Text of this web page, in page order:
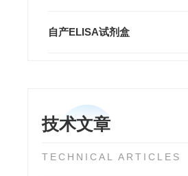
自产ELISA试剂盒
技术文章
TECHNICAL ARTICLES